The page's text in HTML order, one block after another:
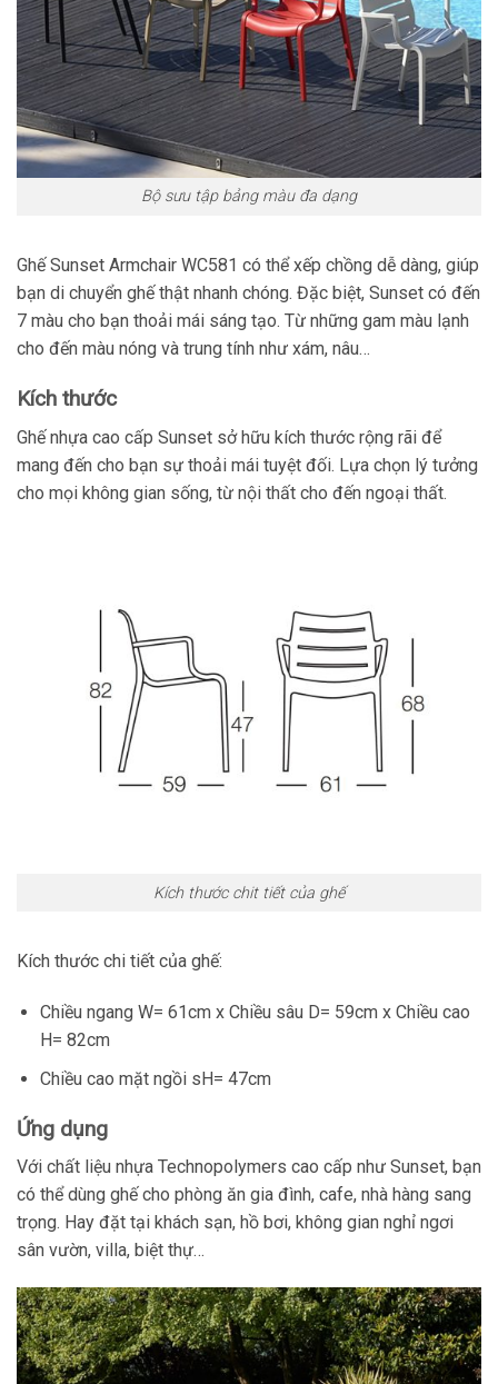
Bộ sưu tập bảng màu đa dạng
Ghế Sunset Armchair WC581 có thể xếp chồng dễ dàng, giúp
bạn di chuyển ghế thật nhanh chóng. Đặc biệt, Sunset có đến
7 màu cho bạn thoải mái sáng tạo. Từ những gam màu lạnh
cho đến màu nóng và trung tính như xám, nâu…
Kích thước
Ghế nhựa cao cấp Sunset sở hữu kích thước rộng rãi để
mang đến cho bạn sự thoải mái tuyệt đối. Lựa chọn lý tưởng
cho mọi không gian sống, từ nội thất cho đến ngoại thất.
Kích thước chit tiết của ghế
Kích thước chi tiết của ghế:
Chiều ngang W= 61cm x Chiều sâu D= 59cm x Chiều cao
H= 82cm
Chiều cao mặt ngồi sH= 47cm
Ứng dụng
Với chất liệu nhựa Technopolymers cao cấp như Sunset, bạn
có thể dùng ghế cho phòng ăn gia đình, cafe, nhà hàng sang
trọng. Hay đặt tại khách sạn, hồ bơi, không gian nghỉ ngơi
sân vườn, villa, biệt thự…